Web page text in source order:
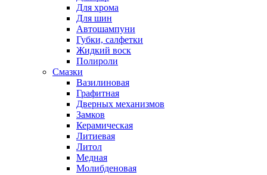
Для хрома
Для шин
Автошампуни
Губки, салфетки
Жидкий воск
Полироли
Смазки
Вазилиновая
Графитная
Дверных механизмов
Замков
Керамическая
Литиевая
Литол
Медная
Молибденовая